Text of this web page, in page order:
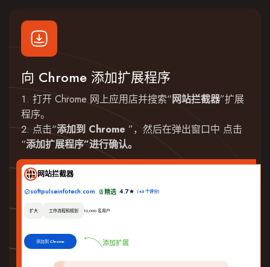
向 Chrome 添加扩展程序
打开 Chrome 网上应用店并搜索“网站拦截器”扩展
程序。
点击“添加到 Chrome ”，然后在弹出窗口中 点击
“添加扩展程序”进行确认。
网站拦截器
softpulseinfotech.com 精选 4.7 （45 个评分）
扩大 工作流程和规划 10,000 名用户
添加到 Chrome 添加扩展